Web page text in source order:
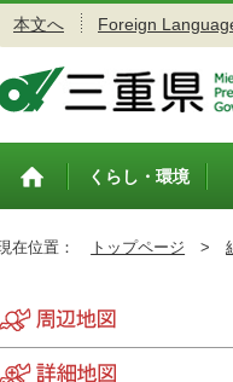
本文へ Foreign
トップペ
くらし・環境
在位置： トップページ >